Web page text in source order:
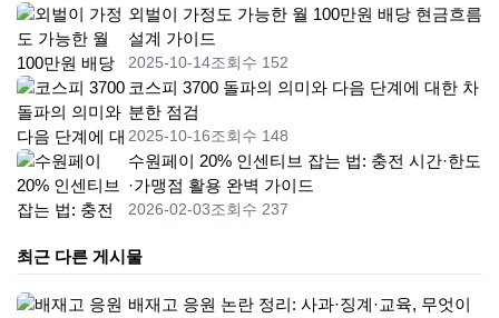
외벌이 가정도 가능한 월 100만원 배당 현금흐름
설계 가이드
2025-10-14조회수 152
코스피 3700 돌파의 의미와 다음 단계에 대한 차
분한 점검
2025-10-16조회수 148
수원페이 20% 인센티브 잡는 법: 충전 시간·한도
·가맹점 활용 완벽 가이드
2026-02-03조회수 237
최근 다른 게시물
배재고 응원 논란 정리: 사과·징계·교육, 무엇이